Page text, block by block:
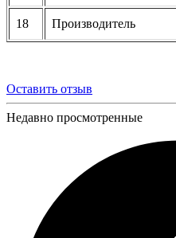
18 Производитель
Оставить отзыв
Недавно просмотренные